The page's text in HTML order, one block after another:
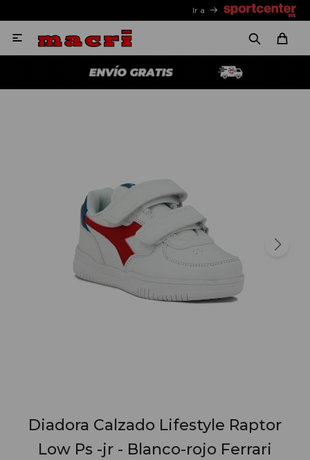
Ir a

Diadora Calzado Lifestyle Raptor
Low Ps -jr - Blanco-rojo Ferrari